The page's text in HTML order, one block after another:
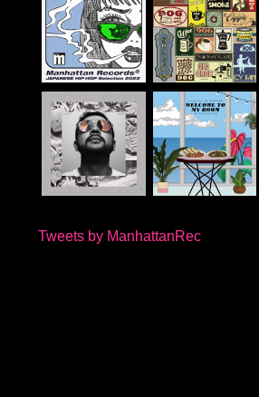
Tweets by ManhattanRec